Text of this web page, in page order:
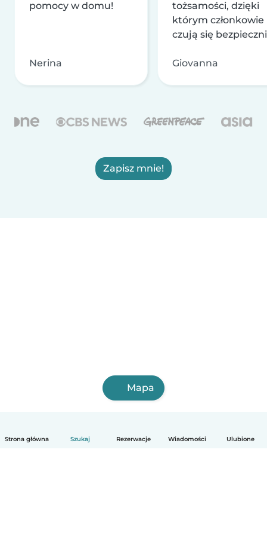
Strona główna Szukaj Rezerwacje Wiadomości Ulubione
pomocy w domu!
Nerina
tożsamości, dzięki
którym członkowie
czują się
Giovanna
Zapisz mnie!
Mapa